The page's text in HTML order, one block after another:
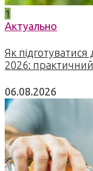
1
Актуально
Як
2026: практичний
06.08.2026